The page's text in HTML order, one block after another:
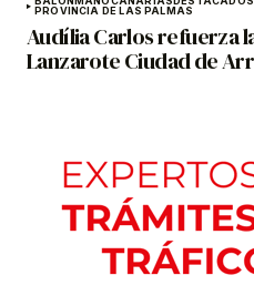
PROVINCIA DE LAS PALMAS
Audília Carlos refuerza
Lanzarote Ciudad de